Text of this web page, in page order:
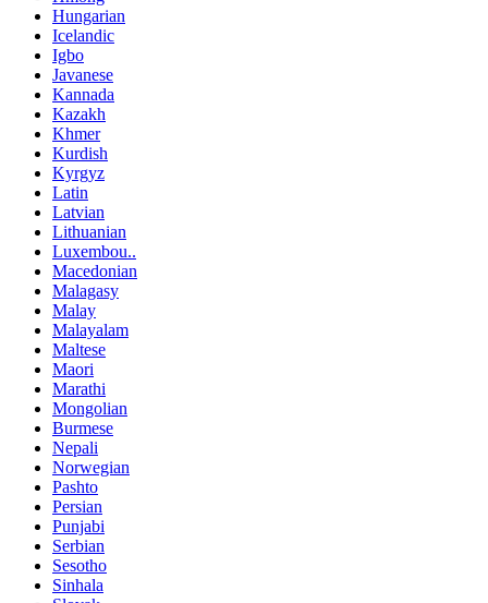
Hungarian
Icelandic
Igbo
Javanese
Kannada
Kazakh
Khmer
Kurdish
Kyrgyz
Latin
Latvian
Lithuanian
Luxembou..
Macedonian
Malagasy
Malay
Malayalam
Maltese
Maori
Marathi
Mongolian
Burmese
Nepali
Norwegian
Pashto
Persian
Punjabi
Serbian
Sesotho
Sinhala